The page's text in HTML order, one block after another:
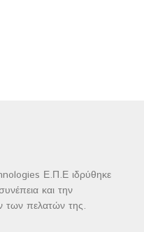
Ε.Π.Ε ιδρύθηκε
και την
των πελατών της.